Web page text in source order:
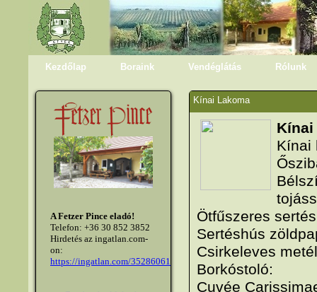
Kezdőlap Boraink Vendéglátás Rólunk
A Fetzer Pince eladó!
Telefon: +36 30 852 3852
Hirdetés az ingatlan.com-
on:
https://ingatlan.com/35286061
Kínai Lakoma
Kínai
Kínai
Ötfűszeres
Sertéshús
Csirkeleves
Borkóstoló:
Cuvée